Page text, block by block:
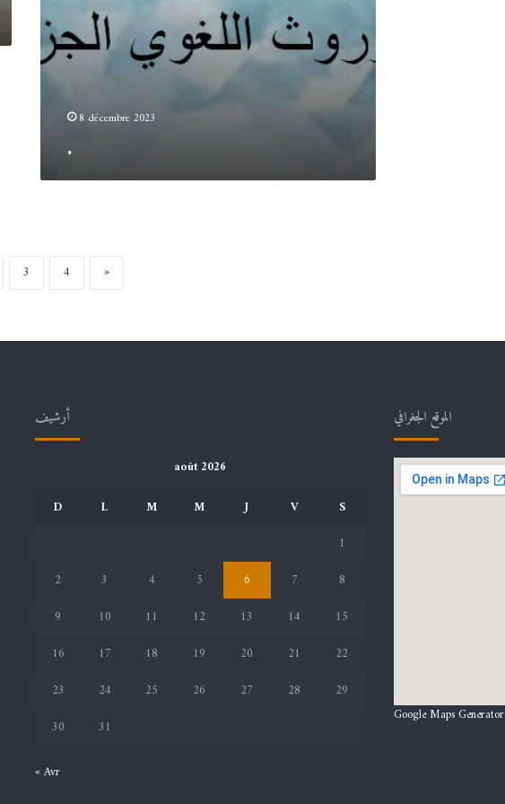
8 décembre 2023
.
3 4 »
أرشيف
août 2026
D
L M M J V
S
1
2
3 4 5 6 7
8
9
10 11 12 13 14
15
16
17 18 19 20 21
22
23
24 25 26 27 28
29
30
31
« Avr
الموقع الجغرافي
Google Maps